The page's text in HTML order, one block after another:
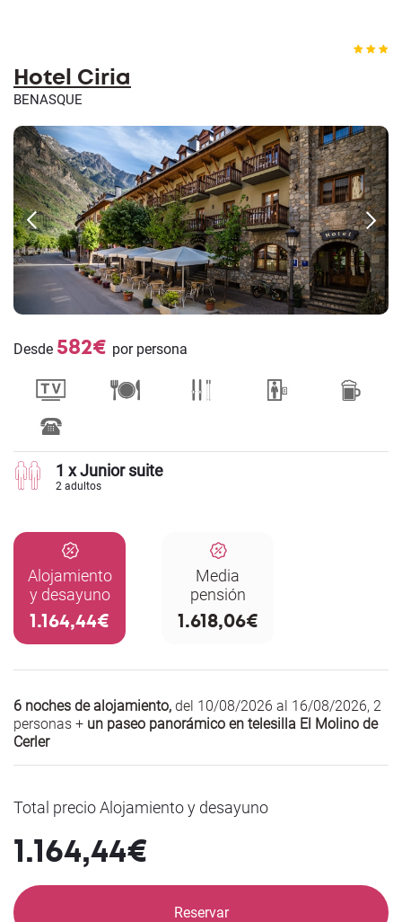
Hotel Ciria
BENASQUE
Desde 582€ por persona
6 noches de alojamiento, del 10/08/2026 al 16/08/2026, 2
personas + un paseo panorámico en telesilla El Molino de
Cerler
1 x Junior suite
2 adultos
Alojamiento
y desayuno
1.164,44€
Media
pensión
1.618,06€
Total precio Alojamiento y desayuno
1.164,44€
Reservar